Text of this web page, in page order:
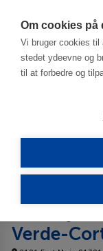
Om cookies på
Vi bruger cookies til
stedet ydeevne og
til at forbedre og
Holiday Inn
Verde-